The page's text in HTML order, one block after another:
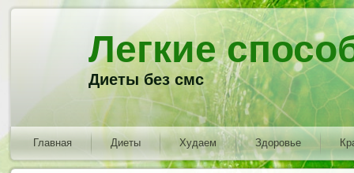
Легкие
Диеты без смс
Главная Диеты Худаем Здоровье